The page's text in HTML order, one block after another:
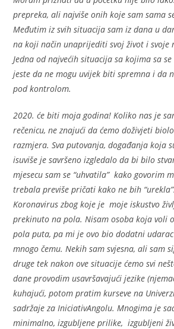
prepreka, ali najviše onih koje sam sama
Međutim iz svih situacija sam iz dana u
na koji način unaprijediti svoj život i svoje
Jedna od najvećih situacija sa kojima sa
jeste da ne mogu uvijek biti spremna i da
pod kontrolom.
2020. će biti moja godina! Koliko nas je
rečenicu, ne znajući da ćemo doživjeti
razmjera. Sva putovanja, događanja koja
isuviše je savršeno izgledalo da bi bilo
mjesecu sam se “uhvatila” kako govorim
trebala previše pričati kako ne bih
Koronavirus zbog koje je moje iskustvo
prekinuto na pola. Nisam osoba koja voli
pola puta, pa mi je ovo bio dodatni
mnogo čemu. Nekih sam svjesna, ali sam
druge tek nakon ove situacije ćemo svi
dane provodim usavršavajući jezike
kuhajući, potom pratim kurseve na
sadržaje za IniciativAngolu. Mnogima je
minimalno, izgubljene prilike, izgubljeni